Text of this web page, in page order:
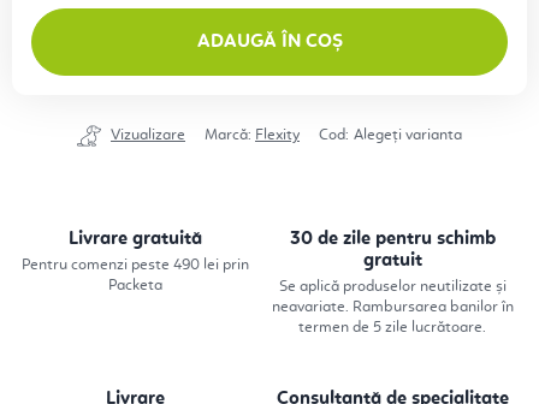
ADAUGĂ ÎN COȘ
Vizualizare Marcă: Flexity Cod: Alegeţi varianta
Livrare gratuită
Pentru comenzi peste 490 lei prin
Packeta
30 de zile pentru schimb
gratuit
Se aplică produselor neutilizate și
neavariate. Rambursarea banilor în
termen de 5 zile lucrătoare.
Livrare Consultanță de specialitate